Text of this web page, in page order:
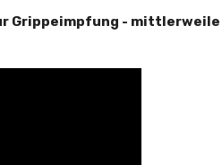
Grippeimpfung - mittlerweile